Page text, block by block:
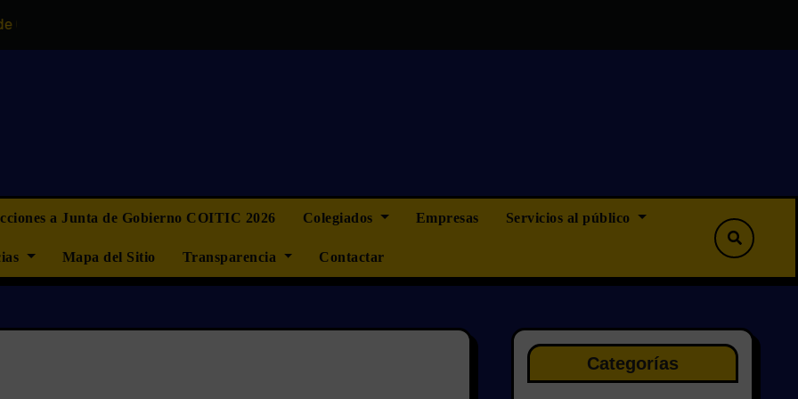
del COITIC
a Junta de Gobierno COITIC 2026 Colegiados Empresas Servicios al público
Mapa del Sitio Transparencia Contactar
Categorías